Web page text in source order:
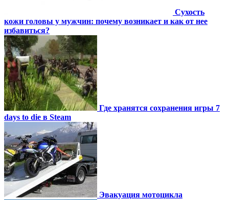
Сухость
кожи головы у мужчин: почему возникает и как от нее
избавиться?
Где хранятся сохранения игры 7
days to die в Steam
Эвакуация мотоцикла